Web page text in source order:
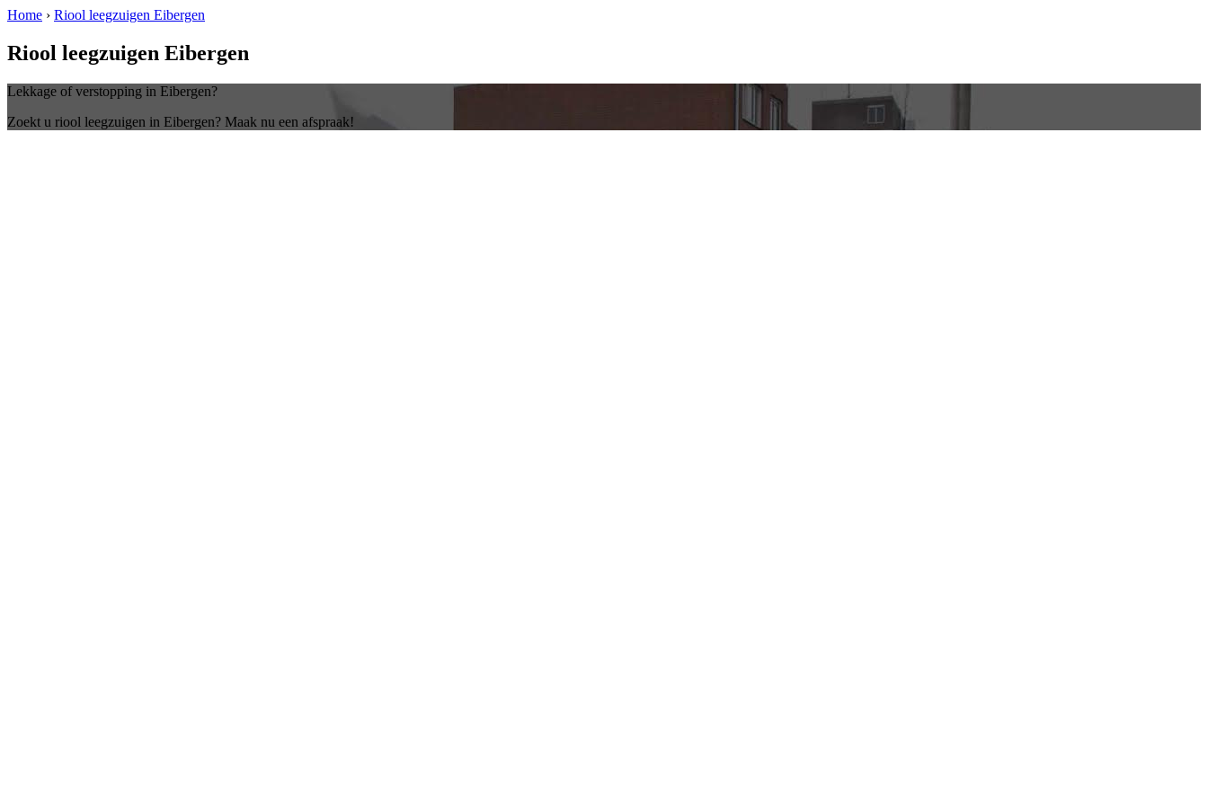
Home › Riool leegzuigen Eibergen
Riool leegzuigen Eibergen
Lekkage of verstopping in Eibergen?
Zoekt u riool leegzuigen in Eibergen? Maak nu een afspraak!